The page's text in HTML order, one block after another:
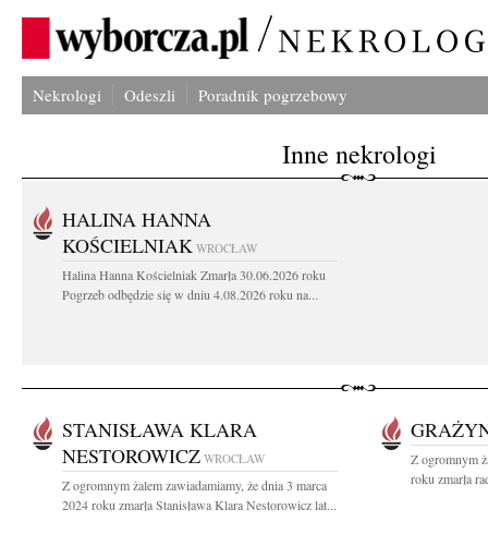
Nekrologi Odeszli Poradnik pogrzebowy
Inne nekrologi
HALINA HANNA
KOŚCIELNIAK WROCŁAW
Halina Hanna Kościelniak Zmarła 30.06.2026 roku
Pogrzeb odbędzie się w dniu 4.08.2026 roku na...
STANISŁAWA KLARA
NESTOROWICZ WROCŁAW
Z ogromnym żalem zawiadamiamy, że dnia 3 marca
2024 roku zmarła Stanisława Klara Nestorowicz lat...
Z ogromnym
roku zmarła